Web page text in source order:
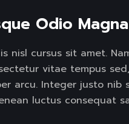
Odio Magna
nisl cursus sit amet.
vitae tempus
arcu. Integer justo
luctus consequat